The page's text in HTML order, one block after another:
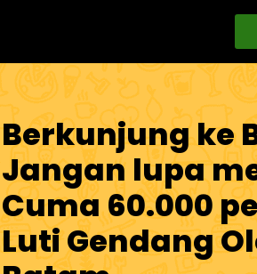
Berkunjung ke
Jangan lupa
Cuma 60.000
Luti Gendang